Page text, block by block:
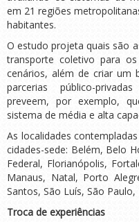
em 21 regiões
habitantes.
O estudo projeta quais são
transporte coletivo para
cenários, além de criar um
parcerias público-
preveem, por exemplo,
sistema de média e alta
As localidades
cidades-sede: Belém, Belo
Federal, Florianópolis,
Manaus, Natal, Porto
Santos, São Luís, São
Troca de experiências